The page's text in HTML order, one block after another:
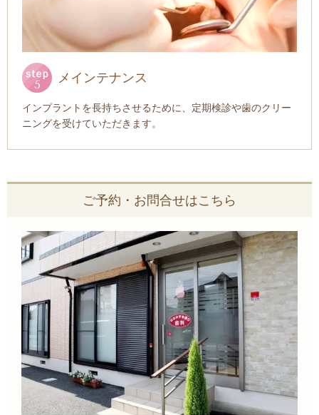
メインテナンス
インプラントを長持ちさせるために、定期検診や歯のクリー
ニングを受けていただきます。
ご予約・お問合せはこちら